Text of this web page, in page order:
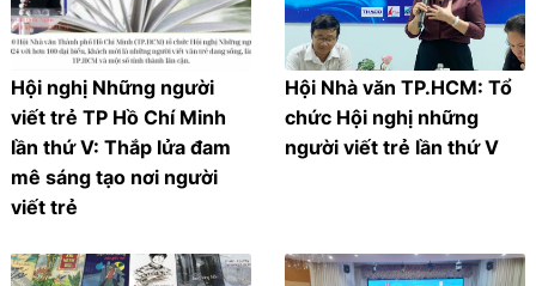
Hội nghị Những người
viết trẻ TP Hồ Chí Minh
lần thứ V: Thắp lửa đam
mê sáng tạo nơi người
viết trẻ
Hội Nhà văn TP.HCM: Tổ
chức Hội nghị những
người viết trẻ lần thứ V